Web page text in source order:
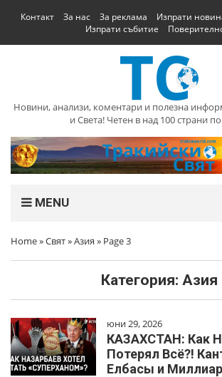
Контакт За нас За реклама Изпрати
Изпрати събитие
Новини, анализи, коментари и полезна
и Света! Четен в над 100 страни по
MENU
Home»Свят»Азия » Page 3
Категория: Азия
юни 29, 2026
КАЗАХСТАН: Как
Потерял Всё?!
Елбасы и